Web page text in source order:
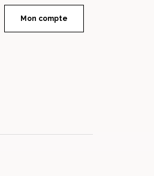
Mon compte